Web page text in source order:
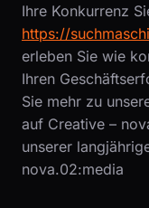
Ihre Konkurrenz
https://
erleben Sie wie
Ihren
Sie mehr zu
auf Creative –
unserer
nova.02:media